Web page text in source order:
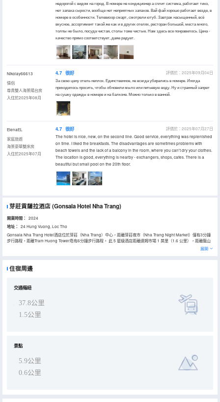
недорогой с видом на город. В номере не кондиционер а сплит система, работает тихо,
нет запаха сырости, вообще нет неприятных запахов. Вай фай хорошо работает везде, в
номере в особенности. Телевизор смарт, смотрели ютуб. Завтрак насыщенный, всё
вкусное, ассортимент такой же как и в других отелях, ресторан большой, места много,
толпы не было, посуда чистая, столы тоже чистые. Нам здесь все понравилось. Цена -
качество прямо соответствует, даже радует.
Nikolay66613
情侶
尊貴雙人海景陽台房
入住於2025年08月
4.7 很好
評價於：2025年09月04日
За свою цену отель неплох. Единственное, не всегда убирались в номере. Иногда
приходилось просить, чтобы обновили мыло или питьевую воду. Ну и странный запрет
на сушку одежды в номере и на балконе. Можно только в ванной.
ElenaЕL
家庭旅遊
海景豪華雙床房
入住於2025年07月
4.7 很好
評價於：2025年07月27日
The hotel is nice, new, on the second line. Good service, everything was replenished
on time. I liked the breakfasts. The disadvantages are sometimes problems with
beach towels and the lack of a balcony in the room, where you can't dry your clothes.
The location is good, everything is nearby - exchangers, shops, cafes. There is a
beautiful but small pool on the 20th floor.
芽莊貢薩拉酒店(Gonsala Hotel Nha Trang)
開業時間： 2024
地址：
24 Hung Vuong, Loc Tho
Gonsala Nha Trang Hotel酒店位於芽莊（Nha Trang）中心，距離芽莊夜市（Nha Trang Night Market）僅有3分鐘
步行路程，距離Tram Huong Tower塔有6分鐘步行路程。 此 5 星級酒店距離達姆市場 1 英里（1.6 公里），距離龍山
寶塔 1.5 英里（2.5 公里）。 您可享受健身俱樂部、室外游泳池和桑拿等各種度假設施。 此酒店的其他設施包括免費無
線上網和禮賓服務。 客人可以在酒店的 2 間餐廳用餐，也可以在酒店內享受 24 小時客房服務的美味佳餚。 您可以在池
180 平方米的場地空間，包括會議中心。 是的，酒店內僅提供摩托車停車位。 195 間空調客房配有迷你吧和液晶電
展開
住宿周邊
交通樞紐
37.8公里
1.5公里
景點
5.9公里
0.6公里